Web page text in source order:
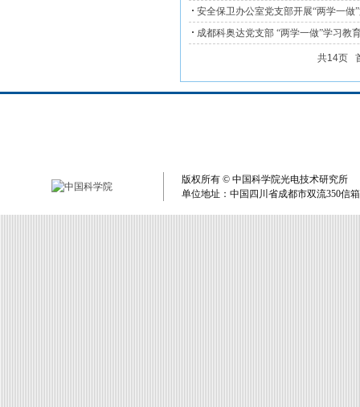
安全保卫办公室党支部开展“两学一做
成都科奥达党支部 “两学一做”学习
共14页
版权所有 © 中国科学院光电技术研究所
单位地址：中国四川省成都市双流350信